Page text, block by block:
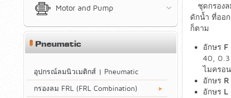
ชุดกรอง
ดักน้ำ ที่ออ
ก็ตาม
อักษร F
40, 0.3
ไมครอน
อักษร R
อักษร L
Motor and Pump
Pneumatic
อุปกรณ์ลมนิวเมติกส์ | Pneumatic
กรองลม FRL (FRL Combination)